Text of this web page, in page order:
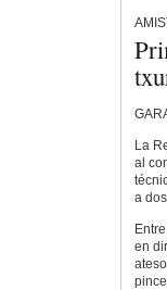
La
al
a
en